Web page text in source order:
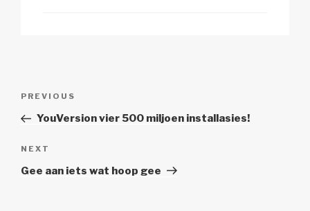
Previous
Post
PREVIOUS
YouVersion vier 500 miljoen installasies!
Next
Post
NEXT
Gee aan iets wat hoop gee